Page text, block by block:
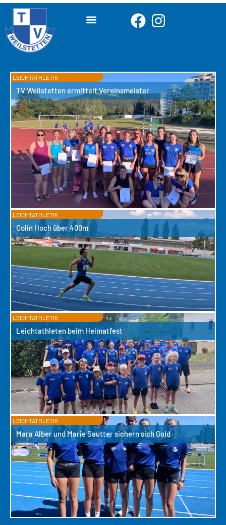
LEICHTATHLETIK
TV Weilstetten ermittelt Vereinsmeister
LEICHTATHLETIK
Colin Hoch über 400m
LEICHTATHLETIK
Leichtathleten beim Heimatfest
LEICHTATHLETIK
Mara Alber und Marie Sautter sichern sich Gold